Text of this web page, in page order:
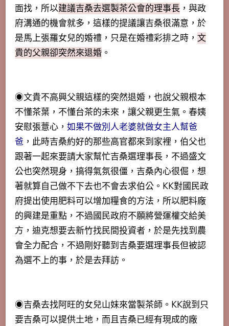
面找，所以建議吉桑去選製茶公會的理事長 ，與政
府溝通的機會就多，這樣的提議讓吉桑很滿意，於
是馬上張羅女兒的婚禮，只是在婚禮彩排之時， 文
貴的父親卻突然來退婚 。
◉文貴不高興父親這樣的突然退婚，也說父親根本
不懂茶葉，不懂台茶的未來，讓父親更生氣。春姨
安慰張薏心， 如果不做別人老婆就做女主人幫爸
爸 ，此時吉桑約好的那些高官都來到家裡，伯父也
跟著一起來要請大家幫忙吉桑選理事長，不過盛文
公也突然現身，搞得氣氛很僵，吉桑內心很倔，想
著就算自己做不下去也不會去求伯公。KK對國民政
府提出使用肥料可以增加糧食的方法，所以肥料廠
的興建是重點，不過國民政府不願將營運權交給美
方，迪克想要去新竹找民間投資者，於是先找到農
會全力配合，不過剛好聽到吉桑要選理事長但被認
為選不上的事，於是去拜訪。
◉吉桑去找阿旺的女兒山妹來當製茶師。KK說到只
要吉桑可以提供土地，而且吉桑已經有現成的廠